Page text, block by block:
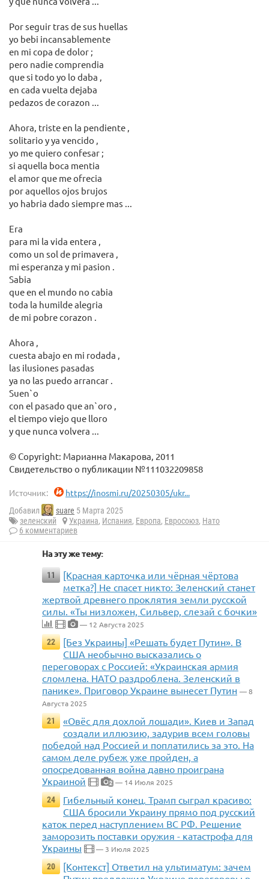
Por seguir tras de sus huellas
yo bebi incansablemente
en mi copa de dolor ;
pero nadie comprendia
que si todo yo lo daba ,
en cada vuelta dejaba
pedazos de corazon ...
Ahora, triste en la pendiente ,
solitario y ya vencido ,
yo me quiero confesar ;
si aquella boca mentia
el amor que me ofrecia
por aquellos ojos brujos
yo habria dado siempre mas ...
Era
para mi la vida entera ,
como un sol de primavera ,
mi esperanza y mi pasion .
Sabia
que en el mundo no cabia
toda la humilde alegria
de mi pobre corazon .
Ahora ,
cuesta abajo en mi rodada ,
las ilusiones pasadas
ya no las puedo arrancar .
Suen`o
con el pasado que an`oro ,
el tiempo viejo que lloro
y que nunca volvera ...
© Copyright: Марианна Макарова, 2011
Свидетельство о публикации №111032209858
Источник: https://inosmi.ru/20250305/ukr...
Добавил suare 5 Марта 2025
зеленский
Украина, Испания, Европа, Евросоюз, Нато
6 комментариев
На эту же тему:
11
[Красная карточка или чёрная чёртова
метка?] Не спасет никто: Зеленский станет
жертвой древнего проклятия земли русской
силы. «Ты низложен, Сильвер, слезай с бочки»
— 12 Августа 2025
22
[Без Украины] «Решать будет Путин». В
США необычно высказались о
переговорах с Россией: «Украинская армия
сломлена. НАТО раздроблена. Зеленский в
панике». Приговор Украине вынесет Путин — 8
Августа 2025
21
«Овёс для дохлой лошади». Киев и Запад
создали иллюзию, задурив всем головы
победой над Россией и поплатились за это. На
самом деле рубеж уже пройден, а
опосредованная война давно проиграна
Украиной
2 — 14 Июля 2025
24
Гибельный конец. Трамп сыграл красиво:
США бросили Украину прямо под русский
каток перед наступлением ВС РФ. Решение
заморозить поставки оружия - катастрофа для
Украины
— 3 Июля 2025
20
[Контекст] Ответил на ультиматум: зачем